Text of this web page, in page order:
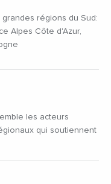
régions du Sud:
Alpes Côte d'Azur,
les acteurs
qui soutiennent